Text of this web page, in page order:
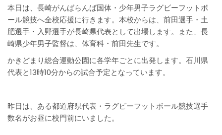
本日は、長崎がんばらんば国体・少年男子ラグビーフットボ
ール競技へ全校応援に行きます。本校からは、前田選手・土
肥選手・入野選手が長崎県代表として出場します。また、長
崎県少年男子監督は、体育科・前田先生です。
かきどまり総合運動公園に各学年ごとに出発します。石川県
代表と13時10分からの試合予定となっています。
昨日は、ある都道府県代表・ラグビーフットボール競技選手
数名がお昼に校門前にいました。